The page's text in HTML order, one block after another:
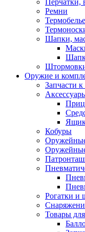
Перчатки,
Ремни
Термобелье
Шапки,
Оружие и
Запчасти
Кобуры
Рогатки и
Товары